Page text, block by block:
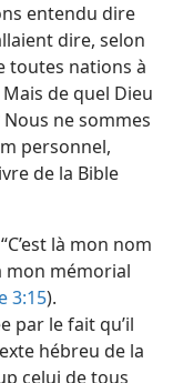
entendu dire
dire, selon
toutes nations à
Mais de quel Dieu
ne sommes
personnel,
de la Bible
là mon nom
mon mémorial
3:15).
par le fait qu’il
hébreu de la
celui de tous